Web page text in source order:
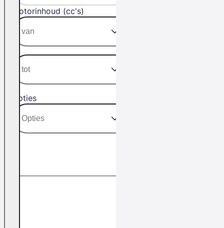
Motorinhoud (cc's)
Opties